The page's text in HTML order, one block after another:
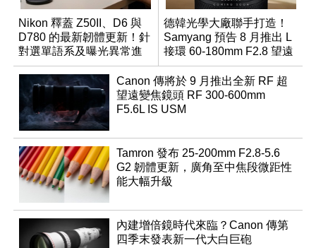
Nikon 釋蓋 Z50II、D6 與
D780 的最新韌體更新！針
對選單語系及曝光異常進
行修復
德韓光學大廠聯手打造！
Samyang 預告 8 月推出 L
接環 60-180mm F2.8 望遠
變焦鏡
Canon 傳將於 9 月推出全新 RF 超
望遠變焦鏡頭 RF 300-600mm
F5.6L IS USM
Tamron 發布 25-200mm F2.8-5.6
G2 韌體更新，廣角至中焦段微距性
能大幅升級
內建增倍鏡時代來臨？Canon 傳第
四季末發表新一代大白巨砲